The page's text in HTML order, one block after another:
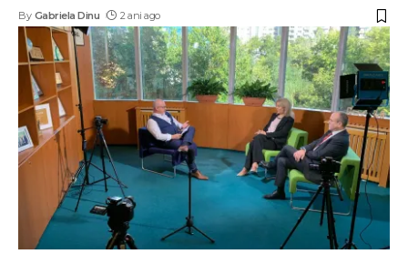
By Gabriela Dinu 2 ani ago